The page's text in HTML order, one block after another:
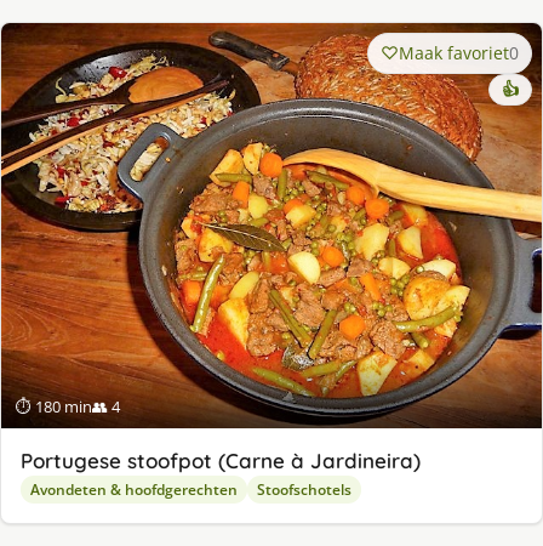
⏱ 180 min👥 4
Maak favoriet0
👍
Portugese stoofpot (Carne à Jardineira)
Avondeten & hoofdgerechten Stoofschotels